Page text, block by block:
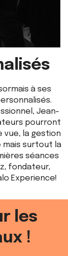
à ses
Jean-
pourront
vue, la gestion
mais surtout la
séances
fondateur,
Experience!
les
!